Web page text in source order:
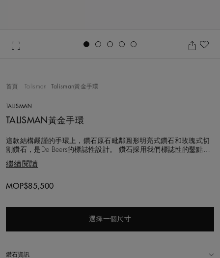
首頁 Talisman Talisman黃金手環
TALISMAN
TALISMAN黃金手環
這款結構嚴謹的手環上，鑽石原石毗鄰圓形明亮式鑽石和玫瑰式切
割鑽石，是De Beers的標誌性設計。 鑽石採用我們標誌性的鑿點金
均細心排列及手工錘打，鑲嵌成圓圈設計。 鑽石原石的天然外形有
我們在Ta
繼續閱讀
Original price
MOP$85,500
選擇一個尺寸
鑽石資訊